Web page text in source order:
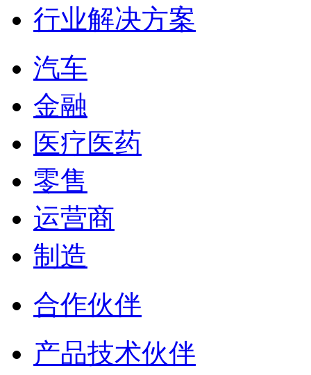
行业解决方案
汽车
金融
医疗医药
零售
运营商
制造
合作伙伴
产品技术伙伴